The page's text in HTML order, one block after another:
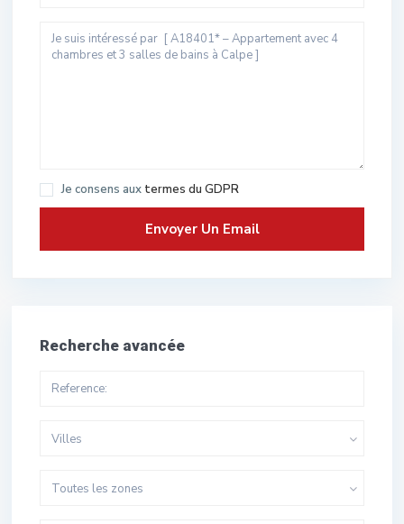
Je consens aux termes du GDPR
Recherche avancée
Villes
Toutes les zones